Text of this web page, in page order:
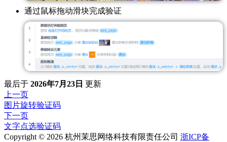
通过鼠标拖动滑块完成验证
最后于 2026年7月23日 更新
上一页
图片旋转验证码
下一页
文字点选验证码
Copyright © 2026 杭州茉思网络科技有限责任公司 浙ICP备